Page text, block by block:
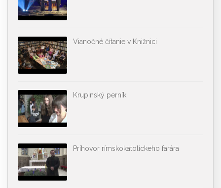
Vianočné čítanie v Knižnici
Krupinský perník
Príhovor rímskokatolíckeho farára